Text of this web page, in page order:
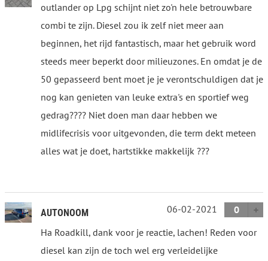
outlander op Lpg schijnt niet zo'n hele betrouwbare
combi te zijn. Diesel zou ik zelf niet meer aan
beginnen, het rijd fantastisch, maar het gebruik word
steeds meer beperkt door milieuzones. En omdat je de
50 gepasseerd bent moet je je verontschuldigen dat je
nog kan genieten van leuke extra's en sportief weg
gedrag???? Niet doen man daar hebben we
midlifecrisis voor uitgevonden, die term dekt meteen
alles wat je doet, hartstikke makkelijk ???
AUTONOOM 06-02-2021
0
Ha Roadkill, dank voor je reactie, lachen! Reden voor
diesel kan zijn de toch wel erg verleidelijke